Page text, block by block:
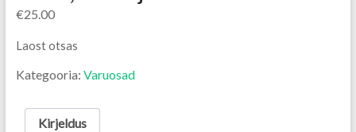
€25.00
Laost otsas
Kategooria: Varuosad
Kirjeldus